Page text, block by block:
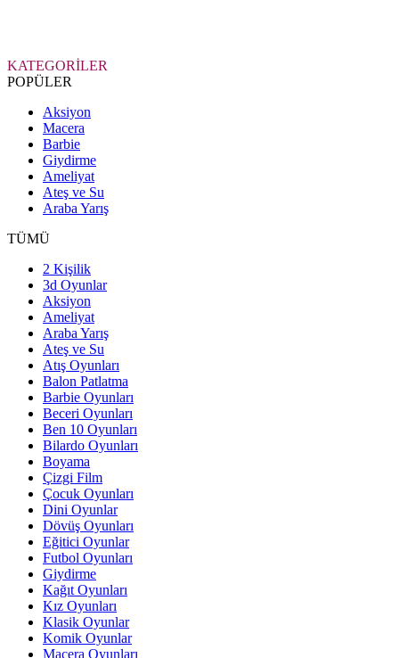
KATEGORİLER
POPÜLER
Aksiyon
Macera
Barbie
Giydirme
Ameliyat
Ateş ve Su
Araba Yarış
TÜMÜ
2 Kişilik
3d Oyunlar
Aksiyon
Ameliyat
Araba Yarış
Ateş ve Su
Atış Oyunları
Balon Patlatma
Barbie Oyunları
Beceri Oyunları
Ben 10 Oyunları
Bilardo Oyunları
Boyama
Çizgi Film
Çocuk Oyunları
Dini Oyunlar
Dövüş Oyunları
Eğitici Oyunlar
Futbol Oyunları
Giydirme
Kağıt Oyunları
Kız Oyunları
Klasik Oyunlar
Komik Oyunlar
Macera Oyunları